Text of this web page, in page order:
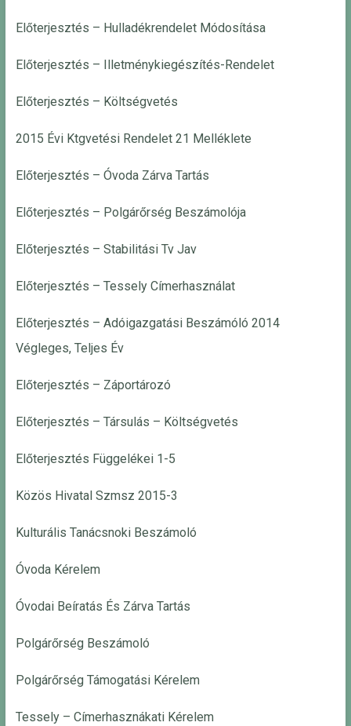
Előterjesztés – Hulladékrendelet Módosítása
Előterjesztés – Illetménykiegészítés-Rendelet
Előterjesztés – Költségvetés
2015 Évi Ktgvetési Rendelet 21 Melléklete
Előterjesztés – Óvoda Zárva Tartás
Előterjesztés – Polgárőrség Beszámolója
Előterjesztés – Stabilitási Tv Jav
Előterjesztés – Tessely Címerhasználat
Előterjesztés – Adóigazgatási Beszámóló 2014
Végleges, Teljes Év
Előterjesztés – Záportározó
Előterjesztés – Társulás – Költségvetés
Előterjesztés Függelékei 1-5
Közös Hivatal Szmsz 2015-3
Kulturális Tanácsnoki Beszámoló
Óvoda Kérelem
Óvodai Beíratás És Zárva Tartás
Polgárőrség Beszámoló
Polgárőrség Támogatási Kérelem
Tessely – Címerhasznákati Kérelem